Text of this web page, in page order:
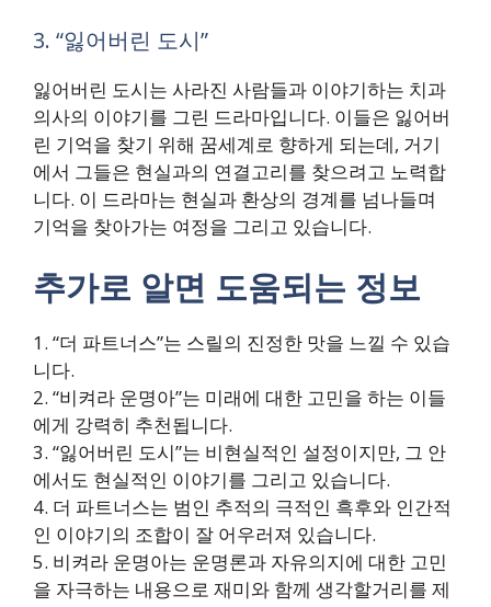
3. “잃어버린 도시”
잃어버린 도시는 사라진 사람들과 이야기하는 치과
의사의 이야기를 그린 드라마입니다. 이들은 잃어버
린 기억을 찾기 위해 꿈세계로 향하게 되는데, 거기
에서 그들은 현실과의 연결고리를 찾으려고 노력합
니다. 이 드라마는 현실과 환상의 경계를 넘나들며
기억을 찾아가는 여정을 그리고 있습니다.
추가로 알면 도움되는 정보
1. “더 파트너스”는 스릴의 진정한 맛을 느낄 수 있습
니다.
2. “비켜라 운명아”는 미래에 대한 고민을 하는 이들
에게 강력히 추천됩니다.
3. “잃어버린 도시”는 비현실적인 설정이지만, 그 안
에서도 현실적인 이야기를 그리고 있습니다.
4. 더 파트너스는 범인 추적의 극적인 흑후와 인간적
인 이야기의 조합이 잘 어우러져 있습니다.
5. 비켜라 운명아는 운명론과 자유의지에 대한 고민
을 자극하는 내용으로 재미와 함께 생각할거리를 제